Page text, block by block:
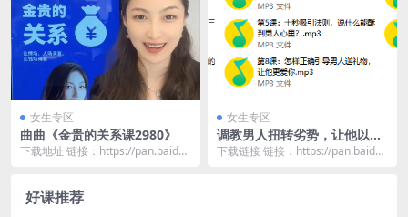
女生专区
曲曲《金贵的关系课2980》
下载地址 链接：https://pan.baidu.
女生专区
调教男人扭转劣势，让他以你
的方式来爱你
下载链接 链接：https://pan.baidu.
好课推荐